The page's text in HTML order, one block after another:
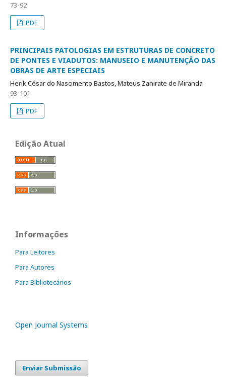
73-92
PDF
PRINCIPAIS PATOLOGIAS EM ESTRUTURAS DE CONCRETO
DE PONTES E VIADUTOS: MANUSEIO E MANUTENÇÃO DAS
OBRAS DE ARTE ESPECIAIS
Herik César do Nascimento Bastos, Mateus Zanirate de Miranda
93-101
PDF
Edição Atual
Informações
Para Leitores
Para Autores
Para Bibliotecários
Open Journal Systems
Enviar Submissão